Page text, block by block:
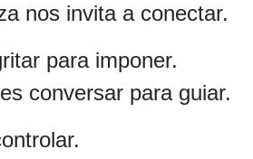
nos invita a conectar.
para imponer.
conversar para guiar.